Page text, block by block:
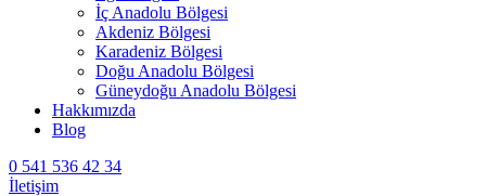
İç Anadolu Bölgesi
Akdeniz Bölgesi
Karadeniz Bölgesi
Doğu Anadolu Bölgesi
Güneydoğu Anadolu Bölgesi
Hakkımızda
Blog
0 541 536 42 34
İletişim